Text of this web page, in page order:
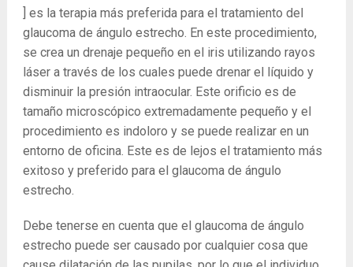
] es la terapia más preferida para el tratamiento del
glaucoma de ángulo estrecho. En este procedimiento,
se crea un drenaje pequeño en el iris utilizando rayos
láser a través de los cuales puede drenar el líquido y
disminuir la presión intraocular. Este orificio es de
tamaño microscópico extremadamente pequeño y el
procedimiento es indoloro y se puede realizar en un
entorno de oficina. Este es de lejos el tratamiento más
exitoso y preferido para el glaucoma de ángulo
estrecho.
Debe tenerse en cuenta que el glaucoma de ángulo
estrecho puede ser causado por cualquier cosa que